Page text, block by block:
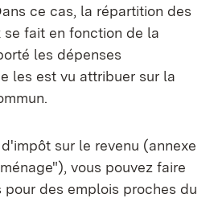
ce cas, la répartition des
se fait en fonction de la
les dépenses
les est vu attribuer sur la
sur le revenu (annexe
vous pouvez faire
des emplois proches du